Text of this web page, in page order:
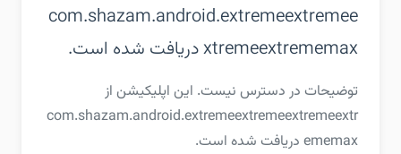
com.shazam.android.extremeextremee
xtremeextrememax دریافت شده است.
توضیحات در دسترس نیست. این اپلیکیشن از
com.shazam.android.extremeextremeextremeextr
ememax دریافت شده است.